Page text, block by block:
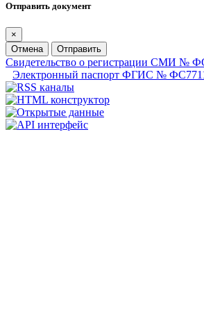
Отправить документ
×
Отмена
Отправить
Свидетельство о регистрации СМИ №
Электронный паспорт ФГИС №